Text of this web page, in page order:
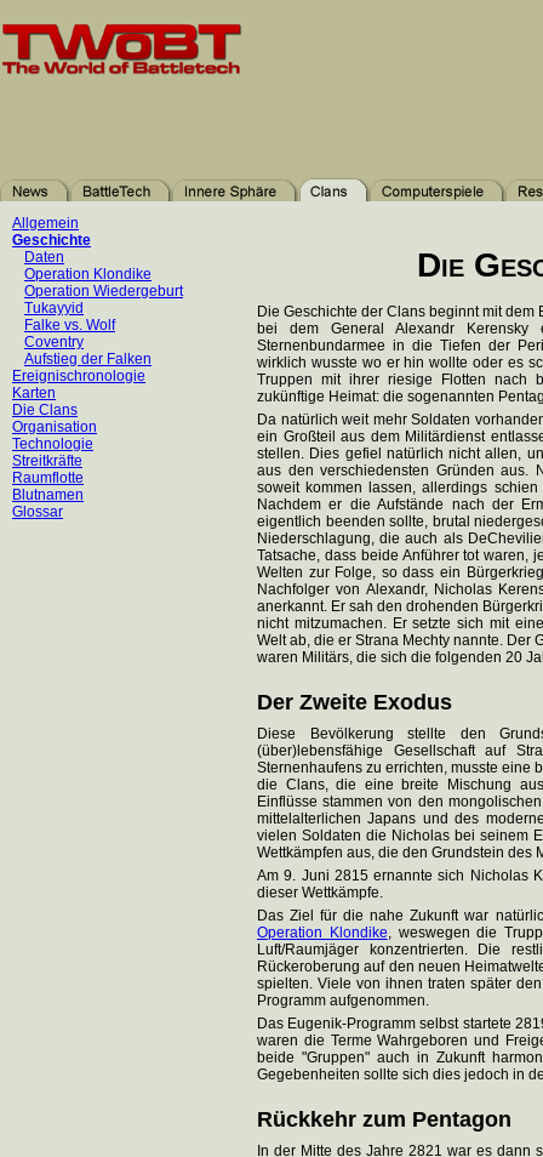
Allgemein
Geschichte
Daten
Operation Klondike
Operation Wiedergeburt
Tukayyid
Falke vs. Wolf
Coventry
Aufstieg der Falken
Ereignischronologie
Karten
Die Clans
Organisation
Technologie
Streitkräfte
Raumflotte
Blutnamen
Glossar
Die
Die Geschichte der Clans beginnt mit dem
bei dem General Alexandr
Sternenbundarmee in die Tiefen der
wirklich wusste wo er hin wollte oder es
Truppen mit ihrer riesige Flotten nach
zukünftige Heimat: die sogenannten
Da natürlich weit mehr Soldaten
ein Großteil aus dem Militärdienst
stellen. Dies gefiel natürlich nicht allen,
aus den verschiedensten Gründen aus.
soweit kommen lassen, allerdings
Nachdem er die Aufstände nach der
eigentlich beenden sollte, brutal
Niederschlagung, die auch als
Tatsache, dass beide Anführer tot waren,
Welten zur Folge, so dass ein
Nachfolger von Alexandr, Nicholas
anerkannt. Er sah den drohenden
nicht mitzumachen. Er setzte sich mit
Welt ab, die er Strana Mechty nannte. Der
waren Militärs, die sich die folgenden 20
Der Zweite Exodus
Diese Bevölkerung stellte den
(über)lebensfähige Gesellschaft auf
Sternenhaufens zu errichten, musste eine
die Clans, die eine breite Mischung
Einflüsse stammen von den
mittelalterlichen Japans und des
vielen Soldaten die Nicholas bei seinem
Wettkämpfen aus, die den Grundstein des
Am 9. Juni 2815 ernannte sich Nicholas
dieser Wettkämpfe.
Das Ziel für die nahe Zukunft war
Operation Klondike, weswegen die
Luft/Raumjäger konzentrierten. Die
Rückeroberung auf den neuen
spielten. Viele von ihnen traten später
Programm aufgenommen.
Das Eugenik-Programm selbst startete
waren die Terme Wahrgeboren und
beide "Gruppen" auch in Zukunft
Gegebenheiten sollte sich dies jedoch in
Rückkehr zum Pentagon
In der Mitte des Jahre 2821 war es dann